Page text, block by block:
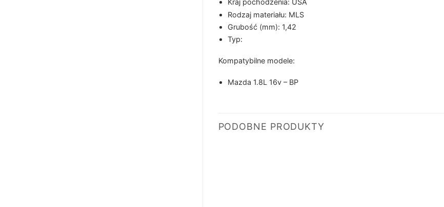
Kraj pochodzenia: USA
Rodzaj materiału: MLS
Grubość (mm): 1,42
Typ:
Kompatybilne modele:
Mazda 1.8L 16v – BP
PODOBNE PRODUKTY